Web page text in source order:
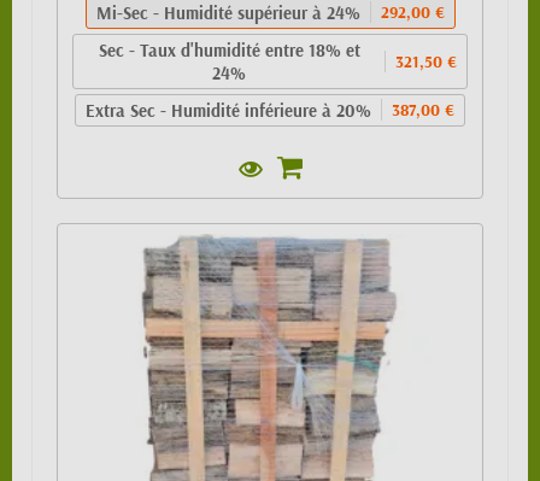
Mi-Sec - Humidité supérieur à 24% 292,00 €
Sec - Taux d'humidité entre 18% et
24%
321,50 €
Extra Sec - Humidité inférieure à 20% 387,00 €